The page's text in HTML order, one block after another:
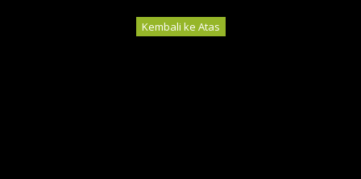
Kembali ke Atas